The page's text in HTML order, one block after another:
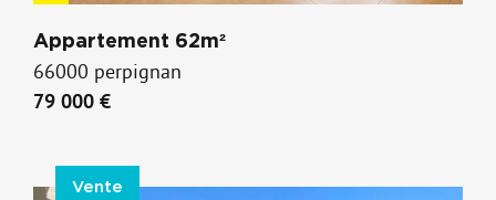
Appartement 62m²
66000 perpignan
79 000 €
Vente